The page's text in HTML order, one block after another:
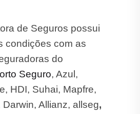
de Seguros possui
condições com as
do
Seguro, Azul,
HDI, Suhai, Mapfre,
Allianz, allseg,